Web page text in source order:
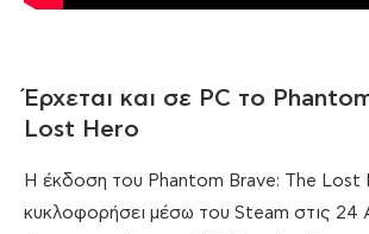
Έρχεται και σε PC το
Lost Hero
Η έκδοση του Phantom Brave: The Lost
κυκλοφορήσει μέσω του Steam στις 24